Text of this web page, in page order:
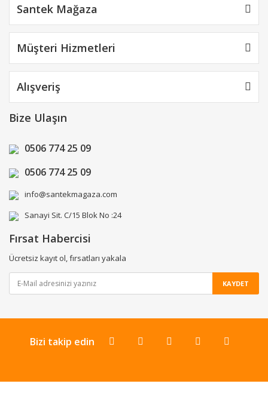
Santek Mağaza
Müşteri Hizmetleri
Alışveriş
Bize Ulaşın
0506 774 25 09
0506 774 25 09
info@santekmagaza.com
Sanayi Sit. C/15 Blok No :24
Fırsat Habercisi
Ücretsiz kayıt ol, fırsatları yakala
KAYDET
Bizi takip edin